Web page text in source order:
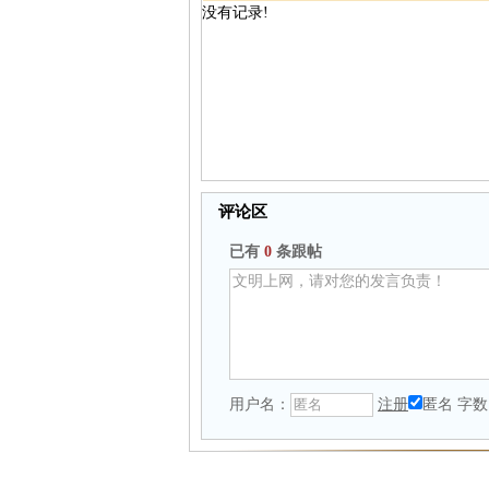
没有记录!
评论区
已有 0 条跟帖
用户名： 注册 匿名 字